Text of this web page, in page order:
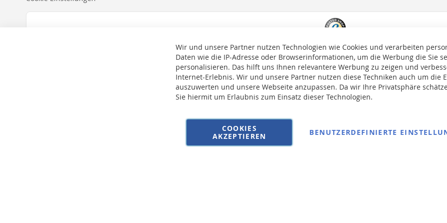
Wir und unsere Partner nutzen Technologien wie Cookies und verarbeiten
Daten wie die IP-Adresse oder Browserinformationen, um die Werbung die Sie
personalisieren. Das hilft uns Ihnen relevantere Werbung zu zeigen und
Internet-Erlebnis. Wir und unsere Partner nutzen diese Techniken auch um die
auszuwerten und unsere Webseite anzupassen. Da wir Ihre Privatsphäre
Sie hiermit um Erlaubnis zum Einsatz dieser Technologien.
COOKIES
AKZEPTIEREN
BENUTZERDEFINIERTE